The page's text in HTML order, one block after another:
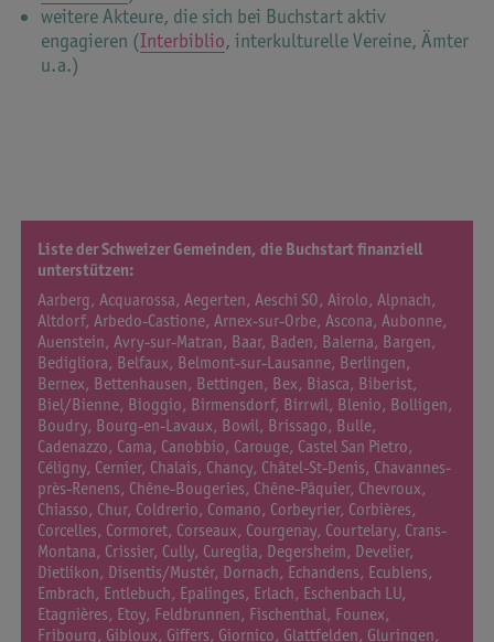
weitere Akteure, die sich bei Buchstart aktiv
engagieren (Interbiblio, interkulturelle Vereine, Ämter
u.a.)
Liste der Schweizer Gemeinden, die Buchstart finanziell
unterstützen:
Aarberg, Acquarossa, Aegerten, Aeschi SO, Airolo, Alpnach,
Altdorf, Arbedo-Castione, Arnex-sur-Orbe, Ascona, Aubonne,
Auenstein, Avry-sur-Matran, Baar, Baden, Balerna, Bargen,
Bedigliora, Belfaux, Belmont-sur-Lausanne, Berlingen,
Bernex, Bettenhausen, Bettingen, Bex, Biasca, Biberist,
Biel/Bienne, Bioggio, Birmensdorf, Birrwil, Blenio, Bolligen,
Boudry, Bourg-en-Lavaux, Bowil, Brissago, Bulle,
Cadenazzo, Cama, Canobbio, Carouge, Castel San Pietro,
Céligny, Cernier, Chalais, Chancy, Châtel-St-Denis, Chavannes-
près-Renens, Chêne-Bougeries, Chêne-Pâquier, Chevroux,
Chiasso, Chur, Coldrerio, Comano, Corbeyrier, Corbières,
Corcelles, Cormoret, Corseaux, Courgenay, Courtelary, Crans-
Montana, Crissier, Cully, Cureglia, Degersheim, Develier,
Dietlikon, Disentis/Mustér, Dornach, Echandens, Ecublens,
Embrach, Entlebuch, Epalinges, Erlach, Eschenbach LU,
Etagnières, Etoy, Feldbrunnen, Fischenthal, Founex,
Fribourg, Gibloux, Giffers, Giornico, Glattfelden, Gluringen,